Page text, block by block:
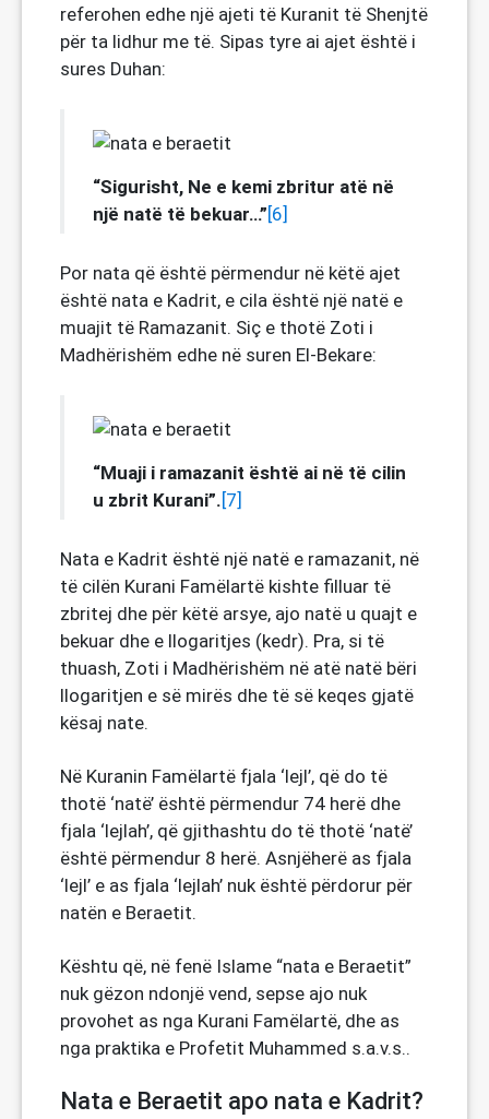
referohen edhe një ajeti të Kuranit të Shenjtë
për ta lidhur me të. Sipas tyre ai ajet është i
sures Duhan:
“Sigurisht, Ne e kemi zbritur atë në
një natë të bekuar…”[6]
Por nata që është përmendur në këtë ajet
është nata e Kadrit, e cila është një natë e
muajit të Ramazanit. Siç e thotë Zoti i
Madhërishëm edhe në suren El-Bekare:
“Muaji i ramazanit është ai në të cilin
u zbrit Kurani”.[7]
Nata e Kadrit është një natë e ramazanit, në
të cilën Kurani Famëlartë kishte filluar të
zbritej dhe për këtë arsye, ajo natë u quajt e
bekuar dhe e llogaritjes (kedr). Pra, si të
thuash, Zoti i Madhërishëm në atë natë bëri
llogaritjen e së mirës dhe të së keqes gjatë
kësaj nate.
Në Kuranin Famëlartë fjala ‘lejl’, që do të
thotë ‘natë’ është përmendur 74 herë dhe
fjala ‘lejlah’, që gjithashtu do të thotë ‘natë’
është përmendur 8 herë. Asnjëherë as fjala
‘lejl’ e as fjala ‘lejlah’ nuk është përdorur për
natën e Beraetit.
Kështu që, në fenë Islame “nata e Beraetit”
nuk gëzon ndonjë vend, sepse ajo nuk
provohet as nga Kurani Famëlartë, dhe as
nga praktika e Profetit Muhammed s.a.v.s..
Nata e Beraetit apo nata e Kadrit?